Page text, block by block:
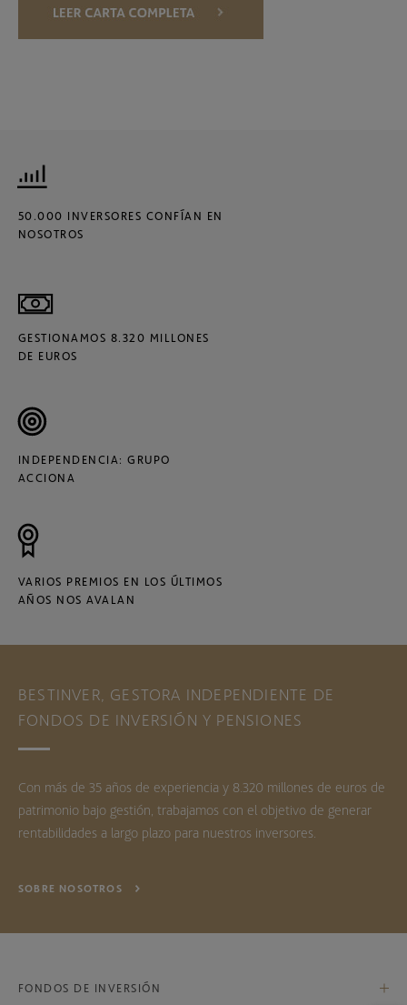
50.000 INVERSORES CONFÍAN EN
NOSOTROS
GESTIONAMOS 8.320 MILLONES
DE EUROS
INDEPENDENCIA: GRUPO
ACCIONA
VARIOS PREMIOS EN LOS ÚLTIMOS
AÑOS NOS AVALAN
BESTINVER, GESTORA INDEPENDIENTE DE
FONDOS DE INVERSIÓN Y PENSIONES
Con más de 35 años de experiencia y 8.320 millones de euros de
patrimonio bajo gestión, trabajamos con el objetivo de generar
rentabilidades a largo plazo para nuestros inversores.
SOBRE NOSOTROS
FONDOS DE INVERSIÓN